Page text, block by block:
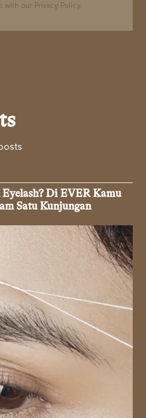
with our Privacy Policy.
Di EVER Kamu
Satu Kunjungan